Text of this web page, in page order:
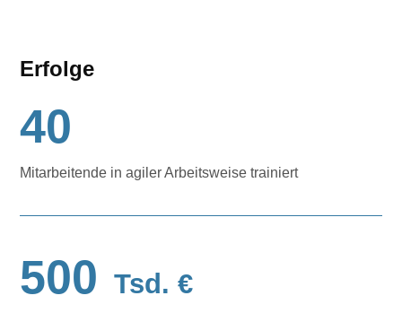
Erfolge
40
Mitarbeitende in agiler Arbeitsweise trainiert
500 Tsd. €